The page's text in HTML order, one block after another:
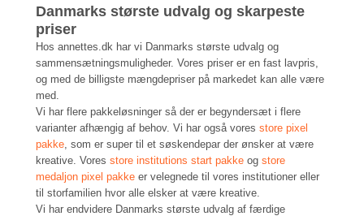
Danmarks største udvalg og skarpeste
priser
Hos annettes.dk har vi Danmarks største udvalg og
sammensætningsmuligheder. Vores priser er en fast lavpris,
og med de billigste mængdepriser på markedet kan alle være
med.
Vi har flere pakkeløsninger så der er begyndersæt i flere
varianter afhængig af behov. Vi har også vores store pixel
pakke, som er super til et søskendepar der ønsker at være
kreative. Vores store institutions start pakke og store
medaljon pixel pakke er velegnede til vores institutioner eller
til storfamilien hvor alle elsker at være kreative.
Vi har endvidere Danmarks største udvalg af færdige